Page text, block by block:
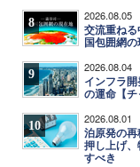
8 2026.08.05
交流重ね
国包囲網の
9 2026.08.04
インフラ
の運命【チ
10 2026.08.01
泊原発の
押し上げ
すべき